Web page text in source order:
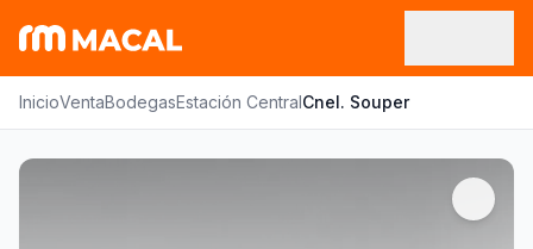
InicioVentaBodegasEstación CentralCnel. Souper